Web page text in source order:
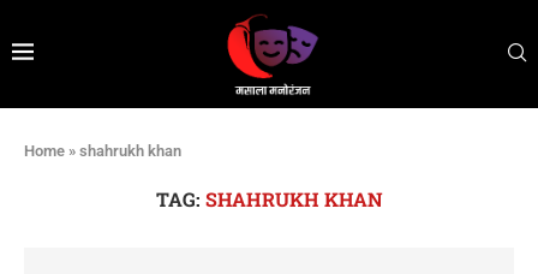
Home » shahrukh khan
TAG: SHAHRUKH KHAN